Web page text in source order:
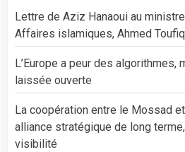
Lettre de Aziz Hanaoui au
Affaires islamiques, Ahmed
L’Europe a peur des algorithmes,
laissée ouverte
La coopération entre le Mossad
alliance stratégique de long
visibilité